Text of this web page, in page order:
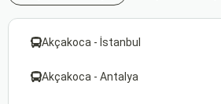
Akçakoca - İstanbul
Akçakoca - Antalya